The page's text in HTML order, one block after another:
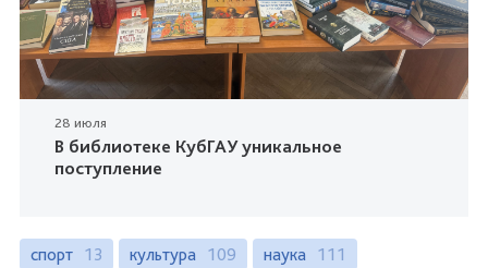
28 июля
В библиотеке КубГАУ уникальное
поступление
спорт 13 культура 109 наука 111